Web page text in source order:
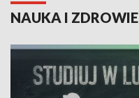
NAUKA I ZDROWIE